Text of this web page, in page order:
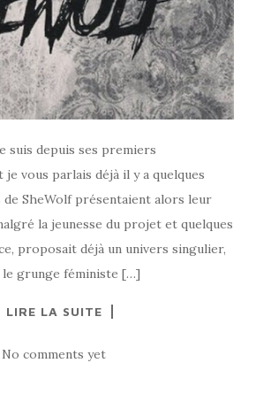
suis depuis ses premiers
vous parlais déjà il y a quelques
de SheWolf présentaient alors leur
la jeunesse du projet et quelques
proposait déjà un univers singulier,
le grunge féministe […]
LIRE LA SUITE
No comments yet